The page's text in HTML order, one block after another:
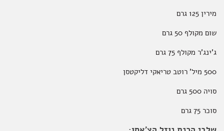
מירין 125 גרם
שום מקולף 50 גרם
ג'ינג'ר מקולף 75 גרם
500 מיל' רוטב טריאקי דליקטסן
סויה 500 גרם
סוכר 75 גרם